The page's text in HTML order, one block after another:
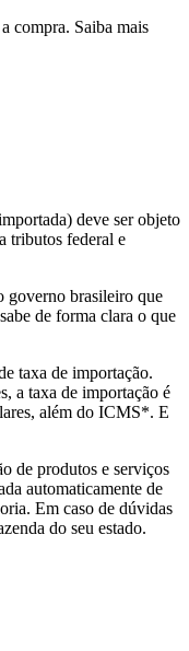
compra. Saiba mais
deve ser objeto
tributos federal e
governo brasileiro que
de forma clara o que
taxa de importação.
, a taxa de importação é
além do ICMS*. E
de produtos e serviços
automaticamente de
Em caso de dúvidas
do seu estado.